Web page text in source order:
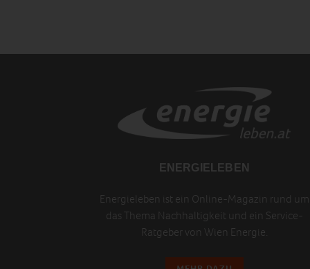
ENERGIELEBEN
Energieleben ist ein Online-Magazin rund um
das Thema Nachhaltigkeit und ein Service-
Ratgeber von Wien Energie.